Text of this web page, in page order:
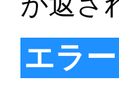
エラー